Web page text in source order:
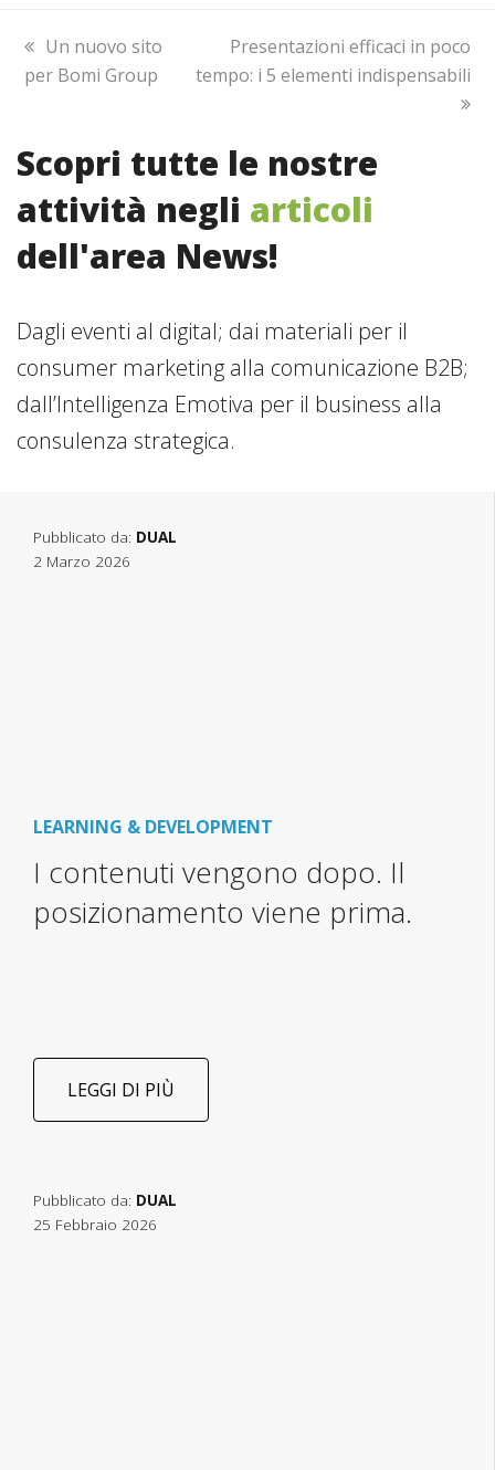
previous
post:
Un nuovo sito
per Bomi Group
next
post:
Presentazioni efficaci in poco
tempo: i 5 elementi indispensabili
Scopri tutte le nostre
attività negli articoli
dell'area News!
Dagli eventi al digital; dai materiali per il
consumer marketing alla comunicazione B2B;
dall’Intelligenza Emotiva per il business alla
consulenza strategica.
Pubblicato da: DUAL
2 Marzo 2026
LEARNING & DEVELOPMENT
I contenuti vengono dopo. Il
posizionamento viene prima.
LEGGI DI PIÙ
Pubblicato da: DUAL
25 Febbraio 2026